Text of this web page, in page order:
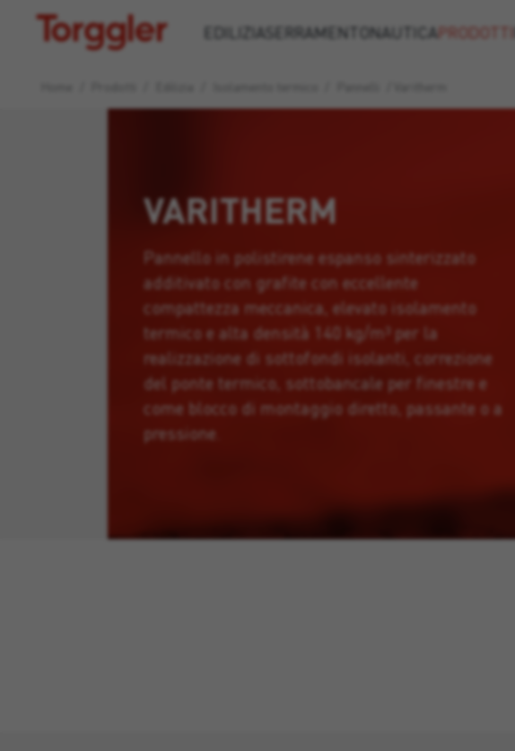
Torggler EDILIZIA SERRAMENTONAUTICAPRODOTTI
VARITHERM
Pannello in polistirene espanso sinterizzato
additivato con grafite con eccellente
compattezza meccanica, elevato isolamento
termico e alta densità 140 kg/m³ per la
realizzazione di sottofondi isolanti, correzione
del ponte termico, sottobancale per finestre e
come blocco di montaggio diretto, passante o a
pressione.